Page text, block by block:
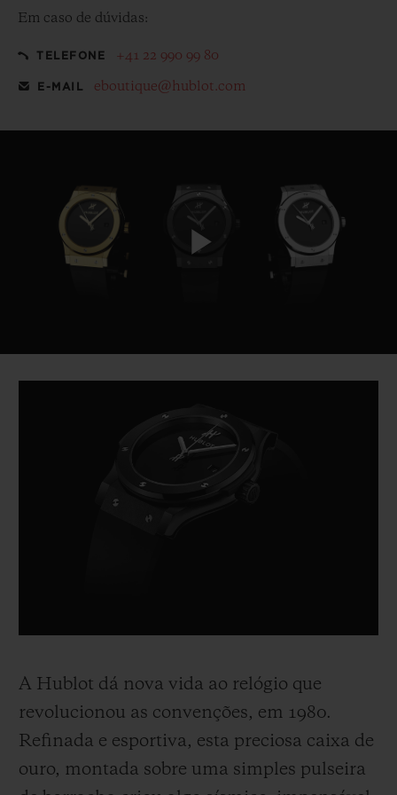
Em caso de dúvidas:
TELEFONE +41 22 990 99 80
E-MAIL eboutique@hublot.com
Play
Video
A Hublot dá nova vida ao relógio que
revolucionou as convenções, em 1980.
Refinada e esportiva, esta preciosa caixa de
ouro, montada sobre uma simples pulseira